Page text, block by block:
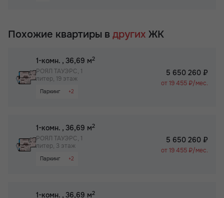
Просторная лоджия/балкон
Собственный спортзал в ЖК
Бизнес-класс
Похожие квартиры в других ЖК
1-комн. , 36,69 м2
РОЯЛ ТАУЭРС, 1
литер, 19 этаж
+2
Паркинг
5 650 260 ₽
от 19 455 ₽/мес.
1-комн. , 36,69 м2
РОЯЛ ТАУЭРС, 1
литер, 3 этаж
+2
Паркинг
5 650 260 ₽
от 19 455 ₽/мес.
1-комн. , 36,69 м2